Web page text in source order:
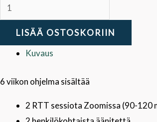
LISÄÄ OSTOSKORIIN
Kuvaus
6 viikon ohjelma sisältää
2 RTT sessiota Zoomissa (90-120